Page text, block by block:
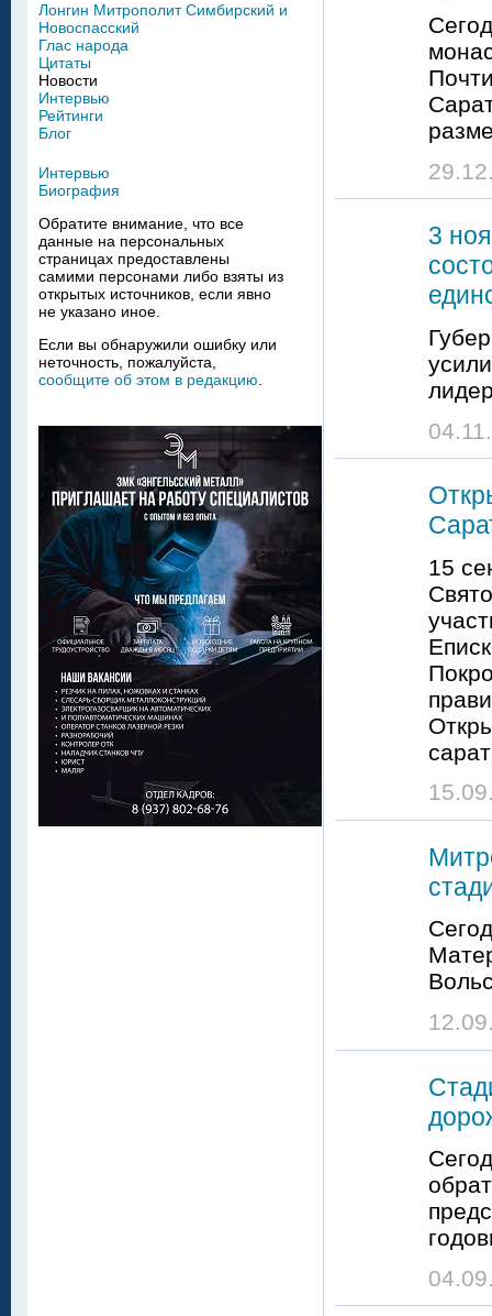
3
15
Лонгин Митрополит Симбирский и
Новоспасский
Глас народа
Цитаты
Новости
Интервью
Рейтинги
Блог
Интервью
Биография
Обратите внимание, что все
данные на персональных
страницах предоставлены
самими персонами либо взяты из
открытых источников, если явно
не указано иное.
Если вы обнаружили ошибку или
неточность, пожалуйста,
сообщите об этом в редакцию